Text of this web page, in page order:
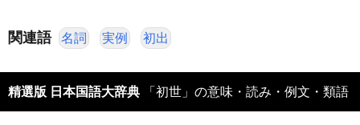
関連語 名詞 実例 初出
精選版 日本国語大辞典 「初世」の意味・読み・例文・類語